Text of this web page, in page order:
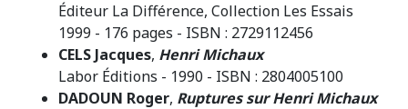
Éditeur La Différence, Collection Les Essais
1999 - 176 pages - ISBN : 2729112456
CELS Jacques, Henri Michaux
Labor Éditions - 1990 - ISBN : 2804005100
DADOUN Roger, Ruptures sur Henri Michaux